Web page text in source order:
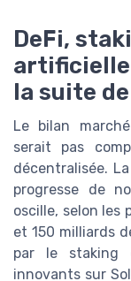
DeFi,
la suite de
Le bilan
serait pas
décentralisée.
progresse de
oscille, selon les
et 150 milliards
par le staking
innovants sur